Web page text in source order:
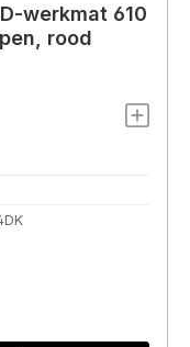
werkmat 610
rood